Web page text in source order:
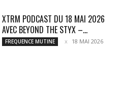
XTRM PODCAST DU 18 MAI 2026
AVEC BEYOND THE STYX –...
FREQUENCE MUTINE 18 MAI 2026